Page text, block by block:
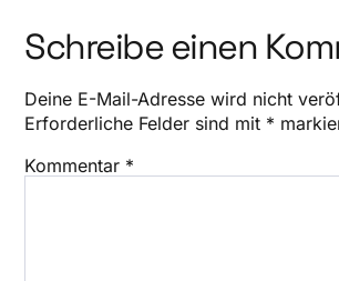
Schreibe einen
Deine E-Mail-Adresse wird nicht
Erforderliche Felder sind mit *
Kommentar *